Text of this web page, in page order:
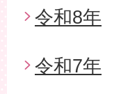
令和8年
令和7年